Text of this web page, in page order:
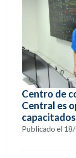
Centro de
Central es
Publicado el